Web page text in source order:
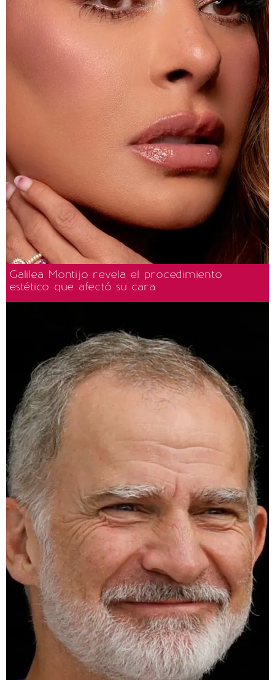
Galilea Montijo revela el procedimiento
estético que afectó su cara